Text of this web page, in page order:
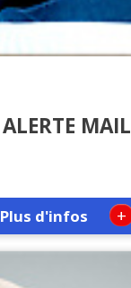
ALERTE MAIL
Plus d'infos +